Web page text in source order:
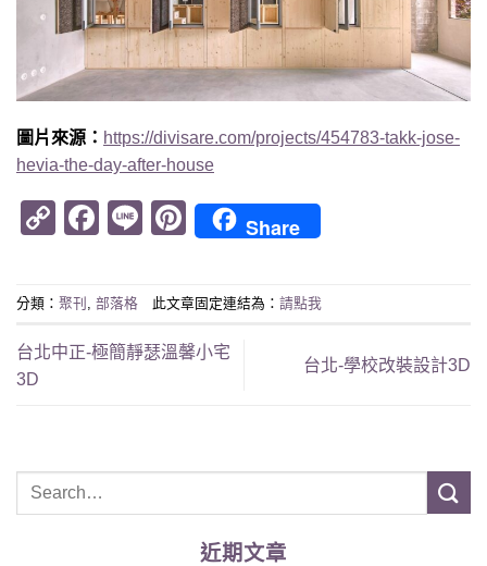
圖片來源： https://divisare.com/projects/454783-takk-jose-
hevia-the-day-after-house
CopyFacebook
LinePinterest
Share
分類： 聚刊 部落格 此文章固定連結為： 請點我
台北中正-極簡靜瑟溫馨小宅
3D
台北-學校改裝設計3D
近期文章